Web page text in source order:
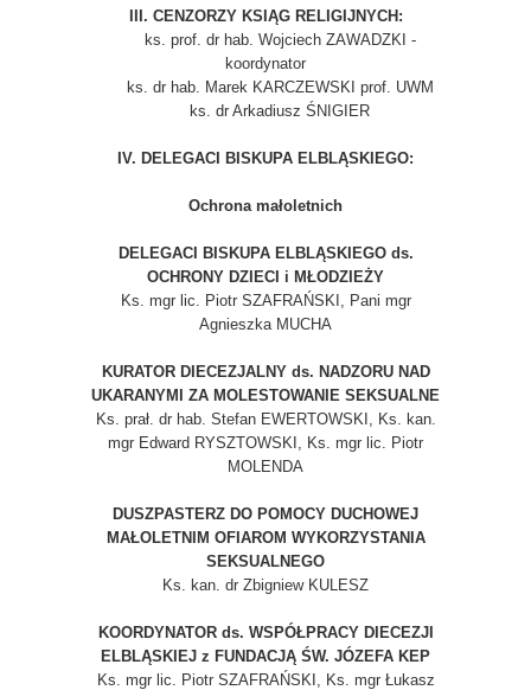
III. CENZORZY KSIĄG RELIGIJNYCH:
ks. prof. dr hab. Wojciech ZAWADZKI -
koordynator
ks. dr hab. Marek KARCZEWSKI prof. UWM
ks. dr Arkadiusz ŚNIGIER
IV. DELEGACI BISKUPA ELBLĄSKIEGO:
Ochrona małoletnich
DELEGACI BISKUPA ELBLĄSKIEGO ds.
OCHRONY DZIECI i MŁODZIEŻY
Ks. mgr lic. Piotr SZAFRAŃSKI, Pani mgr
Agnieszka MUCHA
KURATOR DIECEZJALNY ds. NADZORU NAD
UKARANYMI ZA MOLESTOWANIE SEKSUALNE
Ks. prał. dr hab. Stefan EWERTOWSKI, Ks. kan.
mgr Edward RYSZTOWSKI, Ks. mgr lic. Piotr
MOLENDA
DUSZPASTERZ DO POMOCY DUCHOWEJ
MAŁOLETNIM OFIAROM WYKORZYSTANIA
SEKSUALNEGO
Ks. kan. dr Zbigniew KULESZ
KOORDYNATOR ds. WSPÓŁPRACY DIECEZJI
ELBLĄSKIEJ z FUNDACJĄ ŚW. JÓZEFA KEP
Ks. mgr lic. Piotr SZAFRAŃSKI, Ks. mgr Łukasz